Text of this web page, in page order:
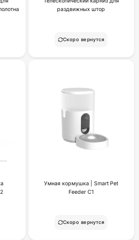
раздвижных штор
Скоро вернутся
Умная кормушка | Smart Pet
Feeder C1
Скоро вернутся